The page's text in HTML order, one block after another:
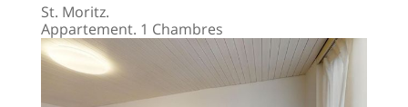
St. Moritz.
Appartement. 1 Chambres